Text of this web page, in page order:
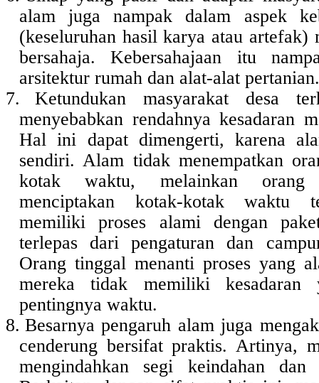
alam juga nampak dalam aspek
(keseluruhan hasil karya atau artefak)
bersahaja. Kebersahajaan itu
arsitektur rumah dan alat-alat pertanian.
7.
Ketundukan masyarakat desa
menyebabkan rendahnya kesadaran
Hal ini dapat dimengerti, karena
sendiri. Alam tidak menempatkan
kotak waktu, melainkan orang
menciptakan kotak-kotak waktu
memiliki proses alami dengan
terlepas dari pengaturan dan
Orang tinggal menanti proses yang
mereka tidak memiliki kesadaran
pentingnya waktu.
8. Besarnya pengaruh alam juga
cenderung bersifat praktis. Artinya,
mengindahkan segi keindahan dan